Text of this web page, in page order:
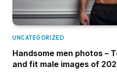
UNCATEGORIZED
Handsome men photos –
and fit male images of